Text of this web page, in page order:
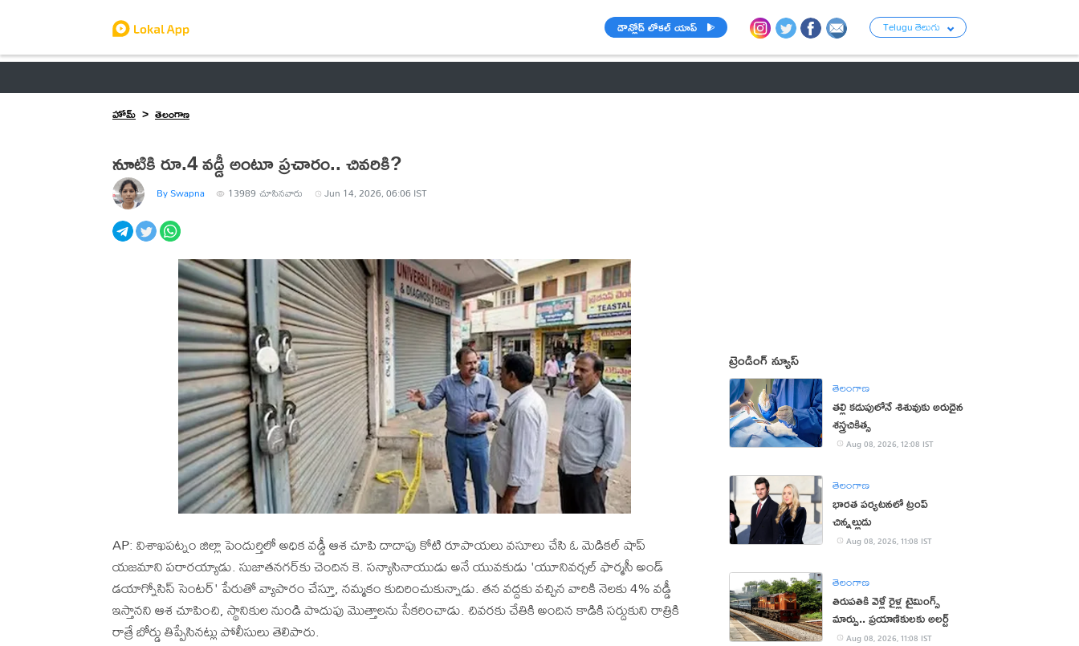
డౌన్లోడ్ లోకల్ యాప్ Telugu తెలుగు
హోమ్
తెలంగాణ
నూటికి రూ.4 వడ్డీ అంటూ ప్రచారం.. చివరికి?
By Swapna 13989 చూసినవారు Jun 14, 2026, 06:06 IST
AP: విశాఖపట్నం జిల్లా పెందుర్తిలో అధిక వడ్డీ ఆశ చూపి దాదాపు కోటి రూపాయలు వసూలు చేసి ఓ మెడికల్ షాప్
యజమాని పరారయ్యాడు. సుజాతనగర్‌కు చెందిన కె. సన్యాసినాయుడు అనే యువకుడు 'యూనివర్సల్ ఫార్మసీ అండ్
డయాగ్నోసిస్ సెంటర్' పేరుతో వ్యాపారం చేస్తూ, నమ్మకం కుదిరించుకున్నాడు. తన వద్దకు వచ్చిన వారికి నెలకు 4% వడ్డీ
ఇస్తానని ఆశ చూపించి, స్థానికుల నుండి పొదుపు మొత్తాలను సేకరించాడు. చివరకు చేతికి అందిన కాడికి సర్దుకుని రాత్రికి
రాత్రే బోర్డు తిప్పేసినట్లు పోలీసులు తెలిపారు.
ట్రెండింగ్ న్యూస్
తెలంగాణ
తల్లి కడుపులోనే శిశువుకు అరుదైన
శస్త్రచికిత్స
Aug 08, 2026, 12:08 IST
తెలంగాణ
భారత పర్యటనలో ట్రంప్‌
చిన్నల్లుడు
Aug 08, 2026, 11:08 IST
తెలంగాణ
తిరుపతికి వెళ్లే రైళ్ల టైమింగ్స్
మార్పు.. ప్రయాణికులకు అలర్ట్
Aug 08, 2026, 11:08 IST